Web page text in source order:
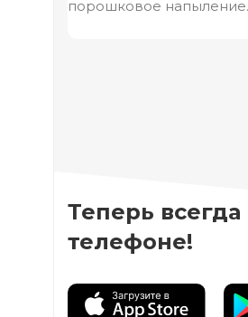
порошковое напыление.
Теперь
телефоне!